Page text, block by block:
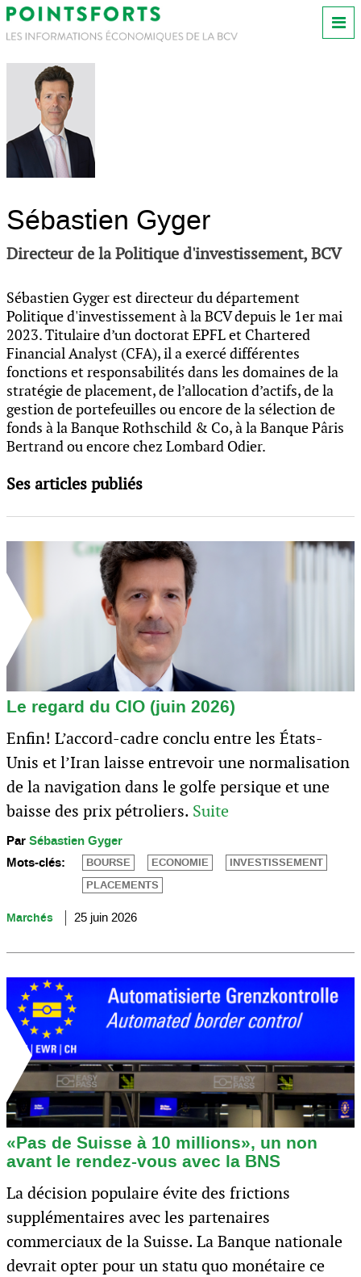
Sébastien Gyger
Directeur de la Politique d'investissement, BCV
Sébastien Gyger est directeur du département
Politique d'investissement à la BCV depuis le 1er mai
2023. Titulaire d’un doctorat EPFL et Chartered
Financial Analyst (CFA), il a exercé différentes
fonctions et responsabilités dans les domaines de la
stratégie de placement, de l’allocation d’actifs, de la
gestion de portefeuilles ou encore de la sélection de
fonds à la Banque Rothschild & Co, à la Banque Pâris
Bertrand ou encore chez Lombard Odier.
Ses articles publiés
Le regard du CIO (juin 2026)
Enfin! L’accord-cadre conclu entre les États-
Unis et l’Iran laisse entrevoir une normalisation
de la navigation dans le golfe persique et une
baisse des prix pétroliers. Suite
ParSébastien Gyger
Mots-clés:
BOURSE ECONOMIE
INVESTISSEMENT
PLACEMENTS
Marchés 25 juin 2026
«Pas de Suisse à 10 millions», un non
avant le rendez-vous avec la BNS
La décision populaire évite des frictions
supplémentaires avec les partenaires
commerciaux de la Suisse. La Banque nationale
devrait opter pour un statu quo monétaire ce